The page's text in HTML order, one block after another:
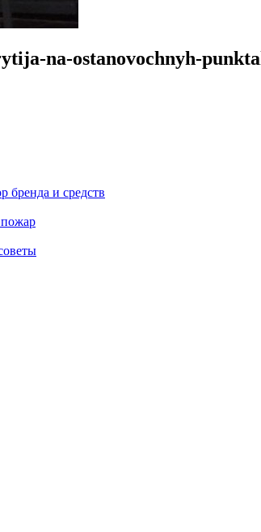
na-ostanovochnyh-
бренда и средств
пожар